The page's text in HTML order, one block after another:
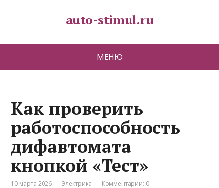
auto-stimul.ru
МЕНЮ
Как проверить
работоспособность
дифавтомата
кнопкой «Тест»
10 марта 2026 Электрика Комментарии: 0